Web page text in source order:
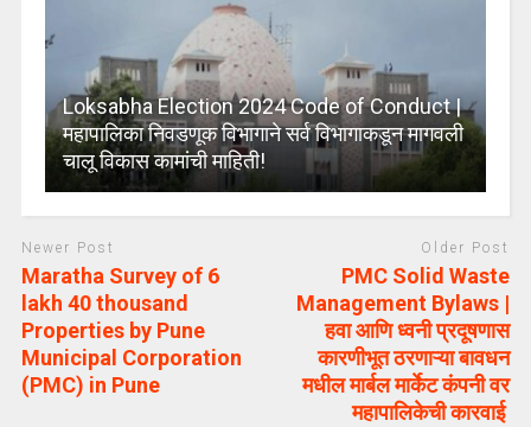
Loksabha Election 2024 Code of Conduct |
महापालिका निवडणूक विभागाने सर्व विभागाकडून मागवली
चालू विकास कामांची माहिती!
Newer Post
Maratha Survey of 6
lakh 40 thousand
Properties by Pune
Municipal Corporation
(PMC) in Pune
Older Post
PMC Solid Waste
Management Bylaws |
हवा आणि ध्वनी प्रदूषणास
कारणीभूत ठरणाऱ्या बावधन
मधील मार्बल मार्केट कंपनी वर
महापालिकेची कारवाई